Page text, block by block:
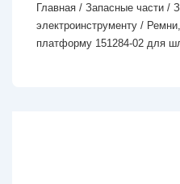
Главная / Запасные части /
электроинструменту /
платформу 151284-02 для